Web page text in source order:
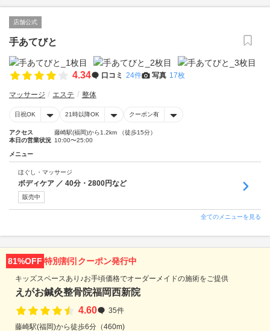
店舗公式
手あてびと
4.34 口コミ 24件 写真 17枚
マッサージ エステ 整体
日祝OK 21時以降OK クーポン有
アクセス
藤崎駅(福岡)から1.2km （徒歩15分）
本日の営業状況 10:00〜25:00
メニュー
ほぐし・マッサージ
ボディケア ／ 40分・2800円など
販売中
全てのメニューを見る
81%OFF 特別割引クーポン発行中
キッズスペースあり♪お手頃価格でオーダーメイドの施術をご提供
えがお鍼灸整骨院福岡西新院
4.60
35件
藤崎駅(福岡)から徒歩6分（460m)